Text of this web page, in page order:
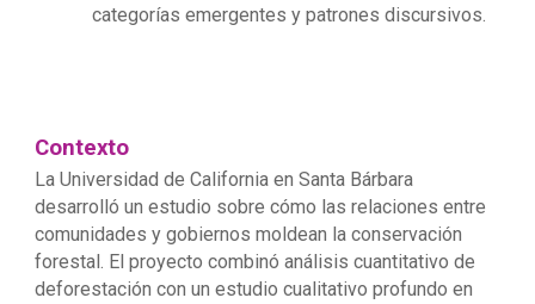
categorías emergentes y patrones discursivos.
Contexto
La Universidad de California en Santa Bárbara
desarrolló un estudio sobre cómo las relaciones entre
comunidades y gobiernos moldean la conservación
forestal. El proyecto combinó análisis cuantitativo de
deforestación con un estudio cualitativo profundo en